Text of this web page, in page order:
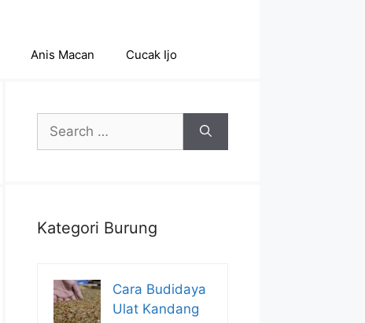
Anis Macan Cucak Ijo
Search
for:
Kategori Burung
Cara Budidaya
Ulat Kandang